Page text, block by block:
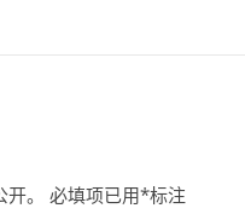
。 必填项已用*标注